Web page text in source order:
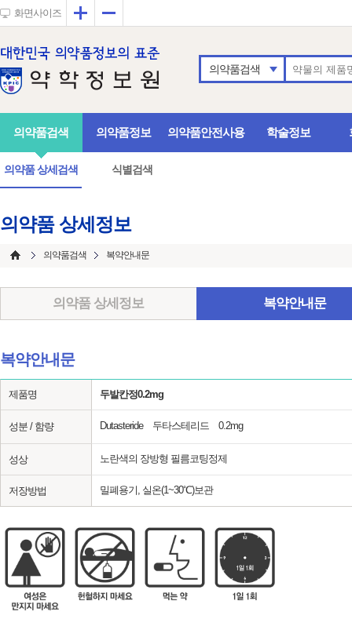
화면사이즈 확대
의약품검색
의약품검색
의약품 상세검색 식별검색
의약품정보 의약품안전사용 학술정보
의약품 상세정보
의약품검색 복약안내문
의약품 상세정보 복약안내문
복약안내문
제품명 두발칸정0.2mg
성분 / 함량 Dutasteride 두타스테리드 0.2mg
성상 노란색의 장방형 필름코팅정제
저장방법 밀폐용기, 실온(1~30℃)보관